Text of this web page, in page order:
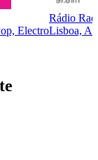
Electro
Rádio
Lisboa,